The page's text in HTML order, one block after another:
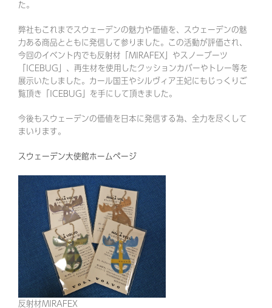
た。
弊社もこれまでスウェーデンの魅力や価値を、スウェーデンの魅
力ある商品とともに発信して参りました。この活動が評価され、
今回のイベント内でも反射材「MIRAFEX」やスノーブーツ
「ICEBUG」、再生材を使用したクッションカバーやトレー等を
展示いたしました。カール国王やシルヴィア王妃にもじっくりご
覧頂き「ICEBUG」を手にして頂きました。
今後もスウェーデンの価値を日本に発信する為、全力を尽くして
まいります。
スウェーデン大使館ホームぺージ
反射材MIRAFEX